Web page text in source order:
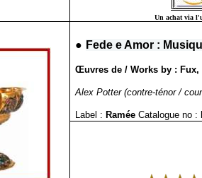
Un achat via
● Fede e Amor :
Œuvres de / Works by : Fux,
Alex Potter (contre-ténor /
Label : RaméeCatalogue no :